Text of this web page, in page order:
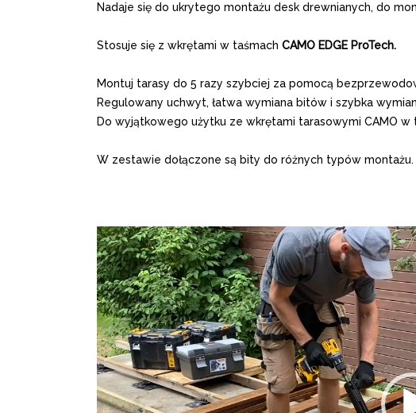
Nadaje się do ukrytego montażu desk drewnianych, do
Stosuje się z wkrętami w taśmach CAMO EDGE ProTech.
Montuj tarasy do 5 razy szybciej za pomocą
Regulowany uchwyt, łatwa wymiana bitów i szybka
Do wyjątkowego użytku ze wkrętami tarasowymi CAMO w
W zestawie dołączone są bity do różnych typów montażu.
Odtwarzacz
video